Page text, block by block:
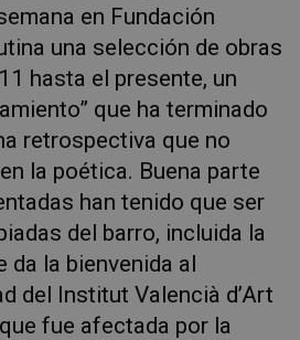
en Fundación
una selección de obras
hasta el presente, un
que ha terminado
retrospectiva que no
la poética. Buena parte
han tenido que ser
del barro, incluida la
da la bienvenida al
del Institut Valencià d’Art
fue afectada por la